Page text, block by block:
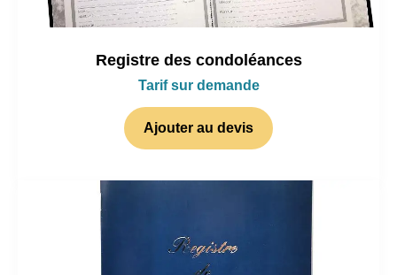
Registre des condoléances
Tarif sur demande
Ajouter au devis